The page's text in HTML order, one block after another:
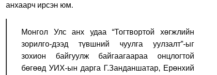
анхаарч ирсэн юм.
Монгол Улс анх удаа “Тогтвортой хөгжлийн
зорилго-дээд түвшний чуулга уулзалт”-ыг
зохион байгуулж байгаагаараа онцлогтой
бөгөөд УИХ-ын дарга Г.Занданшатар, Ерөнхий